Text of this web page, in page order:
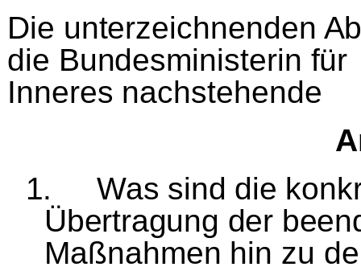
Die unterzeichnenden
die Bundesministerin für
Inneres nachstehende
1.
Was sind die
Übertragung der
Maßnahmen hin zu